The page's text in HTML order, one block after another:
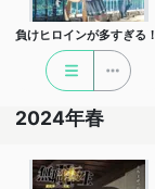
負けヒロインが多すぎる！
2024年春